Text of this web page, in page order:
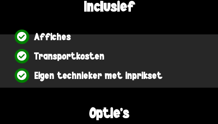
Inclusief
Affiches
Transportkosten
Eigen technieker met inprikset
Optie's